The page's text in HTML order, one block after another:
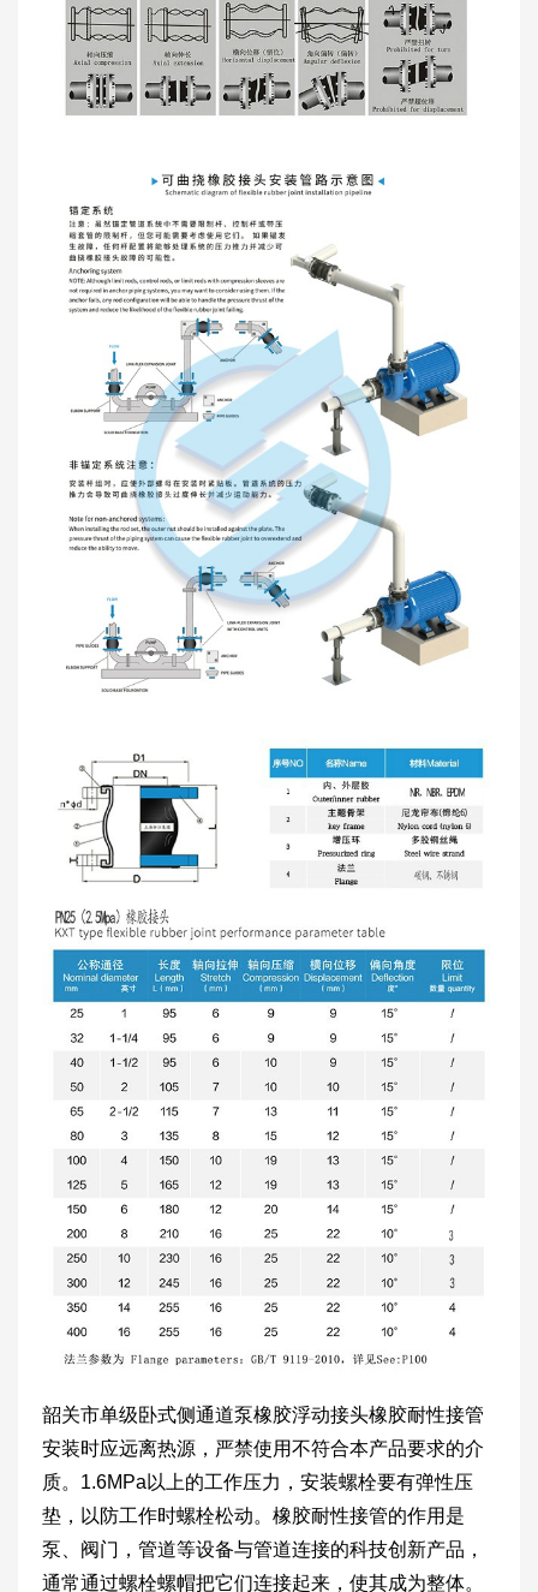
韶关市单级卧式侧通道泵橡胶浮动接头橡胶耐性接管
安装时应远离热源，严禁使用不符合本产品要求的介
质。1.6MPa以上的工作压力，安装螺栓要有弹性压
垫，以防工作时螺栓松动。橡胶耐性接管的作用是
泵、阀门，管道等设备与管道连接的科技创新产品，
通常通过螺栓螺帽把它们连接起来，使其成为整体。